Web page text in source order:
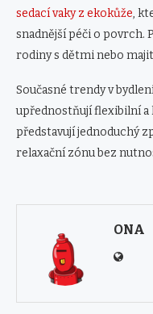
sedací vaky z ekokůže,
snadnější péči o povrch.
rodiny s dětmi nebo
Současné trendy v
upřednostňují flexibilní a
představují jednoduchý
relaxační zónu bez
ONA